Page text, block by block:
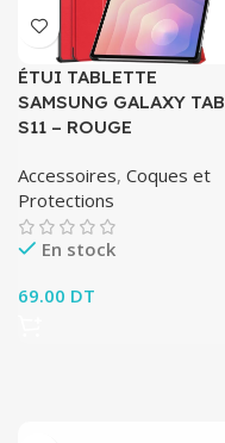
ÉTUI TABLETTE
SAMSUNG GALAXY TAB
S11 – ROUGE
Accessoires, Coques et
Protections
En stock
69.00 DT